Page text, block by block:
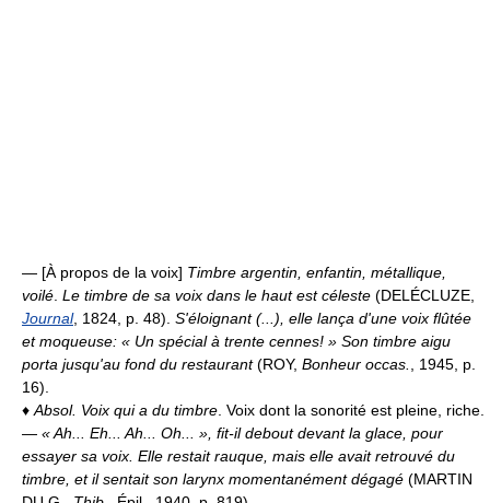
— [À propos de la voix] Timbre argentin, enfantin, métallique,
voilé Le timbre de sa voix dans le haut est céleste (DELÉCLUZE,
Journal, 1824, p. 48). S'éloignant (...), elle lança d'une voix flûtée
et moqueuse: « Un spécial à trente cennes! » Son timbre aigu
porta jusqu'au fond du restaurant(ROY, Bonheur occas.
, 1945, p.
16).
♦ Absol. Voix qui a du timbre . Voix dont la sonorité est pleine, riche.
— « Ah... Eh... Ah... Oh... », fit-il debout devant la glace, pour
essayer sa voix. Elle restait rauque, mais elle avait retrouvé du
timbre, et il sentait son larynx momentanément dégagé (MARTIN